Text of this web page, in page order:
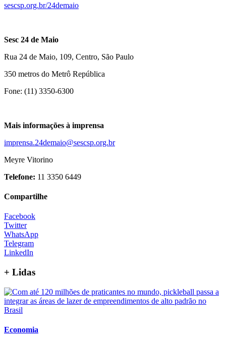
sescsp.org.br/24demaio
Sesc 24 de Maio
Rua 24 de Maio, 109, Centro, São Paulo
350 metros do Metrô República
Fone: (11) 3350-6300
Mais informações à imprensa
imprensa.24demaio@sescsp.org.br
Meyre Vitorino
Telefone: 11 3350 6449
Compartilhe
Facebook
Twitter
WhatsApp
Telegram
LinkedIn
+ Lidas
Economia